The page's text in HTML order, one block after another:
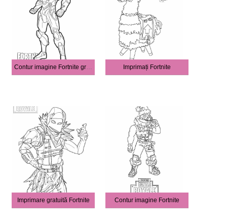
Contur imagine Fortnite gratuit Imprimați Fortnite
Imprimare gratuită Fortnite Contur imagine Fortnite